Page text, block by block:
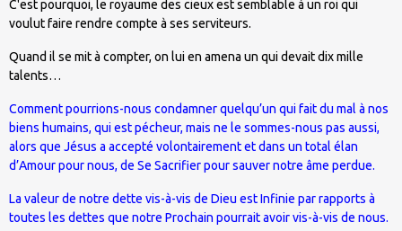
C'est pourquoi, le royaume des cieux est semblable à un roi qui
voulut faire rendre compte à ses serviteurs.
Quand il se mit à compter, on lui en amena un qui devait dix mille
talents…
Comment pourrions-nous condamner quelqu’un qui fait du mal à nos
biens humains, qui est pécheur, mais ne le sommes-nous pas aussi,
alors que Jésus a accepté volontairement et dans un total élan
d’Amour pour nous, de Se Sacrifier pour sauver notre âme perdue.
La valeur de notre dette vis-à-vis de Dieu est Infinie par rapports à
toutes les dettes que notre Prochain pourrait avoir vis-à-vis de nous.